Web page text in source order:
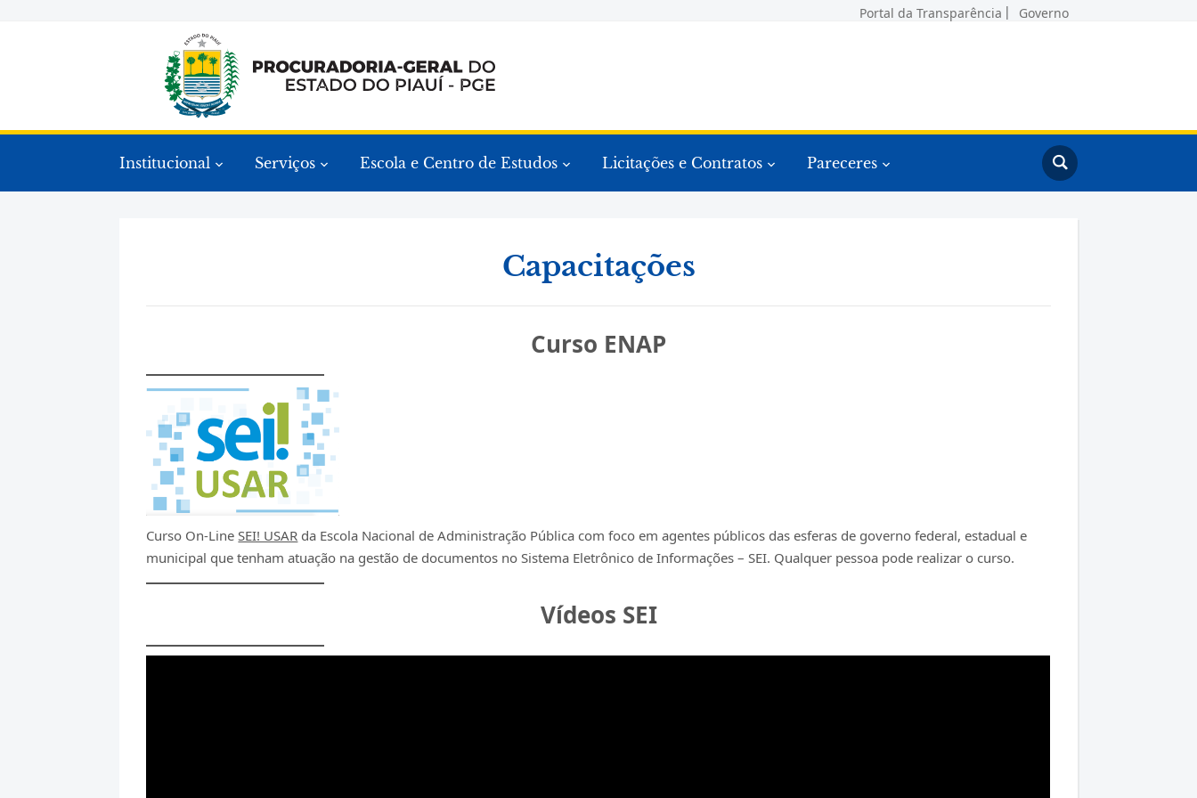
Portal da Transparência Governo
Institucional Serviços Escola e Centro de Estudos Licitações e Contratos Pareceres
Capacitações
Curso ENAP
Curso On-LineSEI! USAR da Escola Nacional de Administração Pública com foco em agentes públicos das esferas de governo federal, estadual e
municipal que tenham atuação na gestão de documentos no Sistema Eletrônico de Informações – SEI. Qualquer pessoa pode realizar o curso.
Vídeos SEI